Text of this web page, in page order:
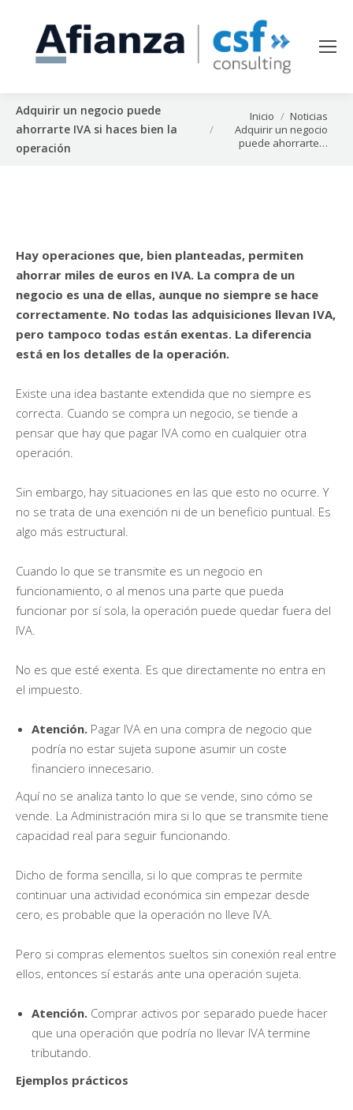
Adquirir un negocio puede
ahorrarte IVA si haces bien la
operación
Estás aquí:Inicio
Noticias
Adquirir un negocio
puede ahorrarte…
Hay operaciones que, bien planteadas, permiten
ahorrar miles de euros en IVA. La compra de un
negocio es una de ellas, aunque no siempre se hace
correctamente. No todas las adquisiciones llevan IVA,
pero tampoco todas están exentas. La diferencia
está en los detalles de la operación.
Existe una idea bastante extendida que no siempre es
correcta. Cuando se compra un negocio, se tiende a
pensar que hay que pagar IVA como en cualquier otra
operación.
Sin embargo, hay situaciones en las que esto no ocurre. Y
no se trata de una exención ni de un beneficio puntual. Es
algo más estructural.
Cuando lo que se transmite es un negocio en
funcionamiento, o al menos una parte que pueda
funcionar por sí sola, la operación puede quedar fuera del
IVA.
No es que esté exenta. Es que directamente no entra en
el impuesto.
Atención. Pagar IVA en una compra de negocio que
podría no estar sujeta supone asumir un coste
financiero innecesario.
Aquí no se analiza tanto lo que se vende, sino cómo se
vende. La Administración mira si lo que se transmite tiene
capacidad real para seguir funcionando.
Dicho de forma sencilla, si lo que compras te permite
continuar una actividad económica sin empezar desde
cero, es probable que la operación no lleve IVA.
Pero si compras elementos sueltos sin conexión real entre
ellos, entonces sí estarás ante una operación sujeta.
Atención. Comprar activos por separado puede hacer
que una operación que podría no llevar IVA termine
tributando.
Ejemplos prácticos